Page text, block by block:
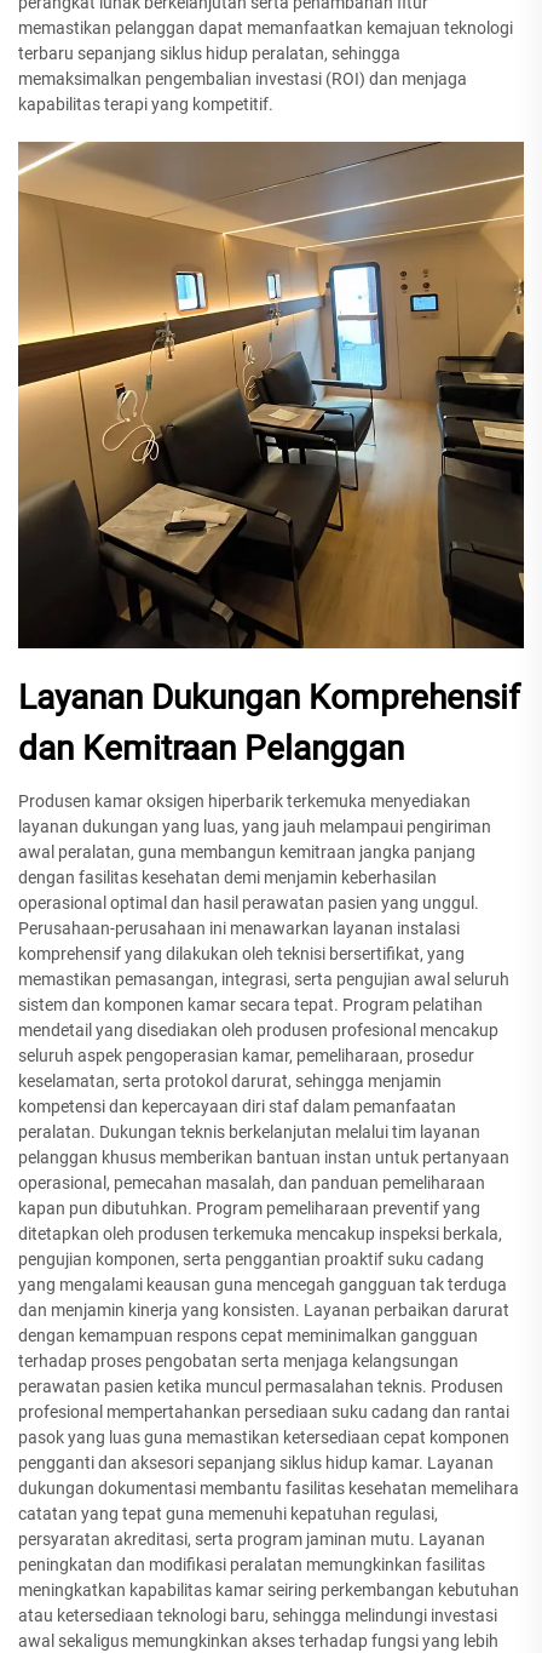
memastikan pelanggan dapat memanfaatkan kemajuan teknologi
terbaru sepanjang siklus hidup peralatan, sehingga
memaksimalkan pengembalian investasi (ROI) dan menjaga
kapabilitas terapi yang kompetitif.
Layanan Dukungan Komprehensif
dan Kemitraan Pelanggan
Produsen kamar oksigen hiperbarik terkemuka menyediakan
layanan dukungan yang luas, yang jauh melampaui pengiriman
awal peralatan, guna membangun kemitraan jangka panjang
dengan fasilitas kesehatan demi menjamin keberhasilan
operasional optimal dan hasil perawatan pasien yang unggul.
Perusahaan-perusahaan ini menawarkan layanan instalasi
komprehensif yang dilakukan oleh teknisi bersertifikat, yang
memastikan pemasangan, integrasi, serta pengujian awal seluruh
sistem dan komponen kamar secara tepat. Program pelatihan
mendetail yang disediakan oleh produsen profesional mencakup
seluruh aspek pengoperasian kamar, pemeliharaan, prosedur
keselamatan, serta protokol darurat, sehingga menjamin
kompetensi dan kepercayaan diri staf dalam pemanfaatan
peralatan. Dukungan teknis berkelanjutan melalui tim layanan
pelanggan khusus memberikan bantuan instan untuk pertanyaan
operasional, pemecahan masalah, dan panduan pemeliharaan
kapan pun dibutuhkan. Program pemeliharaan preventif yang
ditetapkan oleh produsen terkemuka mencakup inspeksi berkala,
pengujian komponen, serta penggantian proaktif suku cadang
yang mengalami keausan guna mencegah gangguan tak terduga
dan menjamin kinerja yang konsisten. Layanan perbaikan darurat
dengan kemampuan respons cepat meminimalkan gangguan
terhadap proses pengobatan serta menjaga kelangsungan
perawatan pasien ketika muncul permasalahan teknis. Produsen
profesional mempertahankan persediaan suku cadang dan rantai
pasok yang luas guna memastikan ketersediaan cepat komponen
pengganti dan aksesori sepanjang siklus hidup kamar. Layanan
dukungan dokumentasi membantu fasilitas kesehatan memelihara
catatan yang tepat guna memenuhi kepatuhan regulasi,
persyaratan akreditasi, serta program jaminan mutu. Layanan
peningkatan dan modifikasi peralatan memungkinkan fasilitas
meningkatkan kapabilitas kamar seiring perkembangan kebutuhan
atau ketersediaan teknologi baru, sehingga melindungi investasi
awal sekaligus memungkinkan akses terhadap fungsi yang lebih